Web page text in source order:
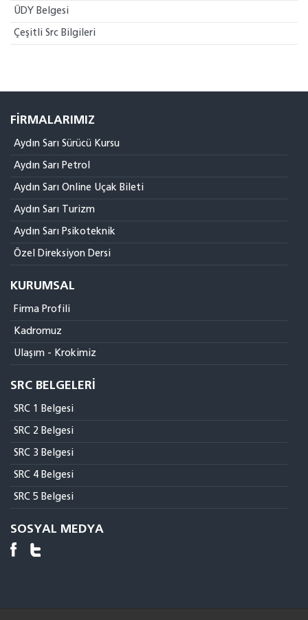
ÜDY Belgesi
Çeşitli Src Bilgileri
FIRMALARIMIZ
Aydın Sarı Sürücü Kursu
Aydın Sarı Petrol
Aydın Sarı Online Uçak Bileti
Aydın Sarı Turizm
Aydın Sarı Psikoteknik
Özel Direksiyon Dersi
KURUMSAL
Firma Profili
Kadromuz
Ulaşım - Krokimiz
SRC BELGELERI
SRC 1 Belgesi
SRC 2 Belgesi
SRC 3 Belgesi
SRC 4 Belgesi
SRC 5 Belgesi
SOSYAL MEDYA